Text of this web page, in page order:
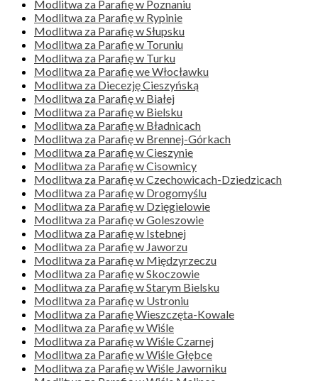
Modlitwa za Parafię w Poznaniu
Modlitwa za Parafię w Rypinie
Modlitwa za Parafię w Słupsku
Modlitwa za Parafię w Toruniu
Modlitwa za Parafię w Turku
Modlitwa za Parafię we Włocławku
Modlitwa za Diecezję Cieszyńską
Modlitwa za Parafię w Białej
Modlitwa za Parafię w Bielsku
Modlitwa za Parafię w Bładnicach
Modlitwa za Parafię w Brennej-Górkach
Modlitwa za Parafię w Cieszynie
Modlitwa za Parafię w Cisownicy
Modlitwa za Parafię w Czechowicach-Dziedzicach
Modlitwa za Parafię w Drogomyślu
Modlitwa za Parafię w Dzięgielowie
Modlitwa za Parafię w Goleszowie
Modlitwa za Parafię w Istebnej
Modlitwa za Parafię w Jaworzu
Modlitwa za Parafię w Międzyrzeczu
Modlitwa za Parafię w Skoczowie
Modlitwa za Parafię w Starym Bielsku
Modlitwa za Parafię w Ustroniu
Modlitwa za Parafię Wieszczęta-Kowale
Modlitwa za Parafię w Wiśle
Modlitwa za Parafię w Wiśle Czarnej
Modlitwa za Parafię w Wiśle Głębce
Modlitwa za Parafię w Wiśle Jaworniku